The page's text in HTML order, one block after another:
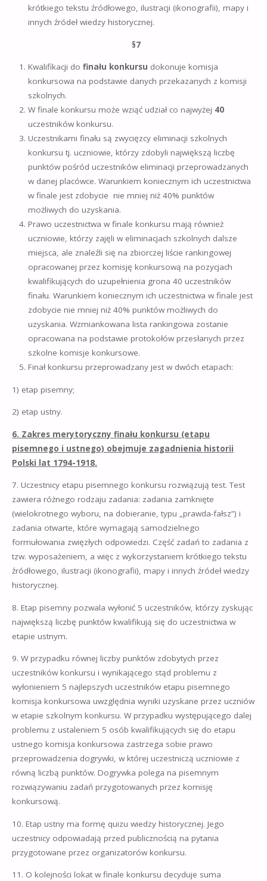
krótkiego tekstu źródłowego, ilustracji (ikonografii), mapy i
innych źródeł wiedzy historycznej.
§7
Kwalifikacji dofinału konkursu dokonuje komisja
konkursowa na podstawie danych przekazanych z komisji
szkolnych.
W finale konkursu może wziąć udział co najwyżej 40
uczestników konkursu.
Uczestnikami finału są zwycięzcy eliminacji szkolnych
konkursu tj. uczniowie, którzy zdobyli największą liczbę
punktów pośród uczestników eliminacji przeprowadzanych
w danej placówce. Warunkiem koniecznym ich uczestnictwa
w finale jest zdobycie nie mniej niż 40% punktów
możliwych do uzyskania.
Prawo uczestnictwa w finale konkursu mają również
uczniowie, którzy zajęli w eliminacjach szkolnych dalsze
miejsca, ale znaleźli się na zbiorczej liście rankingowej
opracowanej przez komisję konkursową na pozycjach
kwalifikujących do uzupełnienia grona 40 uczestników
finału. Warunkiem koniecznym ich uczestnictwa w finale jest
zdobycie nie mniej niż 40% punktów możliwych do
uzyskania. Wzmiankowana lista rankingowa zostanie
opracowana na podstawie protokołów przesłanych przez
szkolne komisje konkursowe.
Finał konkursu przeprowadzany jest w dwóch etapach:
1) etap pisemny;
2) etap ustny.
6. Zakres merytoryczny finału konkursu (etapu
pisemnego i ustnego) obejmuje zagadnienia historii
Polski lat 1794-1918.
7. Uczestnicy etapu pisemnego konkursu rozwiązują test. Test
zawiera różnego rodzaju zadania: zadania zamknięte
(wielokrotnego wyboru, na dobieranie, typu „prawda-fałsz”) i
zadania otwarte, które wymagają samodzielnego
formułowania zwięzłych odpowiedzi. Część zadań to zadania z
tzw. wyposażeniem, a więc z wykorzystaniem krótkiego tekstu
źródłowego, ilustracji (ikonografii), mapy i innych źródeł wiedzy
historycznej.
8. Etap pisemny pozwala wyłonić 5 uczestników, którzy zyskując
największą liczbę punktów kwalifikują się do uczestnictwa w
etapie ustnym.
9. W przypadku równej liczby punktów zdobytych przez
uczestników konkursu i wynikającego stąd problemu z
wyłonieniem 5 najlepszych uczestników etapu pisemnego
komisja konkursowa uwzględnia wyniki uzyskane przez uczniów
w etapie szkolnym konkursu. W przypadku występującego dalej
problemu z ustaleniem 5 osób kwalifikujących się do etapu
ustnego komisja konkursowa zastrzega sobie prawo
przeprowadzenia dogrywki, w której uczestniczą uczniowie z
równą liczbą punktów. Dogrywka polega na pisemnym
rozwiązywaniu zadań przygotowanych przez komisję
konkursową.
10. Etap ustny ma formę quizu wiedzy historycznej. Jego
uczestnicy odpowiadają przed publicznością na pytania
przygotowane przez organizatorów konkursu.
11. O kolejności lokat w finale konkursu decyduje suma